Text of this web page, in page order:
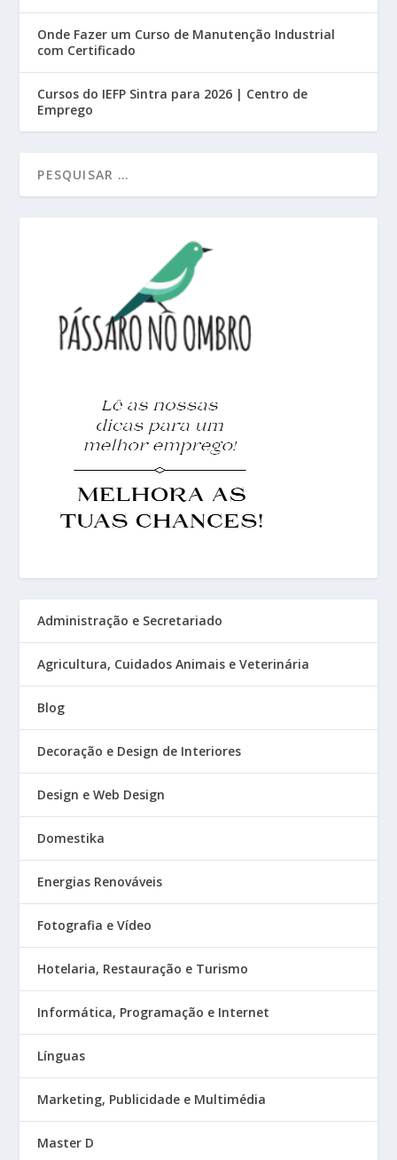
Onde Fazer um Curso de Manutenção Industrial
com Certificado
Cursos do IEFP Sintra para 2026 | Centro de
Emprego
Administração e Secretariado
Agricultura, Cuidados Animais e Veterinária
Blog
Decoração e Design de Interiores
Design e Web Design
Domestika
Energias Renováveis
Fotografia e Vídeo
Hotelaria, Restauração e Turismo
Informática, Programação e Internet
Línguas
Marketing, Publicidade e Multimédia
Master D